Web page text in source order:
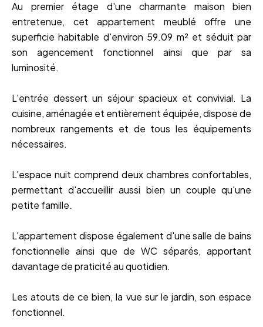
Au premier étage d'une charmante maison bien
entretenue, cet appartement meublé offre une
superficie habitable d'environ 59.09 m² et séduit par
son agencement fonctionnel ainsi que par sa
luminosité.
L'entrée dessert un séjour spacieux et convivial. La
cuisine, aménagée et entièrement équipée, dispose de
nombreux rangements et de tous les équipements
nécessaires.
L'espace nuit comprend deux chambres confortables,
permettant d'accueillir aussi bien un couple qu'une
petite famille.
L'appartement dispose également d'une salle de bains
fonctionnelle ainsi que de WC séparés, apportant
davantage de praticité au quotidien.
Les atouts de ce bien, la vue sur le jardin, son espace
fonctionnel.